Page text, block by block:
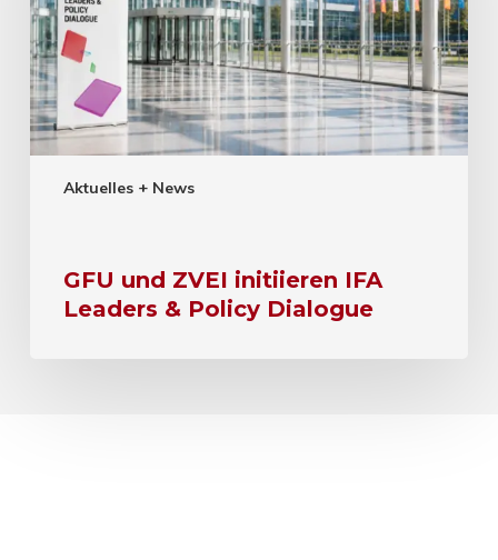
Aktuelles + News
GFU und ZVEI initiieren IFA
Leaders & Policy Dialogue